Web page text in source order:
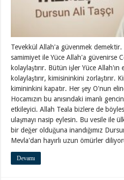
Tevekkül Allah'a güvenmek
samimiyet ile Yüce Allah'a güvenirse
kolaylaştırır. Bütün işler Yüce
kolaylaştırır, kimisininkini zorlaştırır.
kimininkini kapatır. Her şey O'nun
Hocamızın bu anısındaki imanlı
etkileyici. Allah Teala bizlere de
ulaşmayı nasip eylesin. Bu vesile ile
bir değer olduğuna inandığımız
Mevla'dan hayırlı uzun ömürler
Devamı